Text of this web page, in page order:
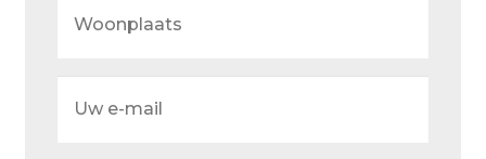
Retouren – Geschillen – Garantie
Service en onderhoud